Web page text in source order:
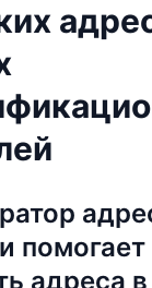
адреса